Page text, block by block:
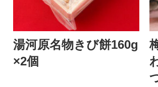
湯河原名物きび餅160g
×2個